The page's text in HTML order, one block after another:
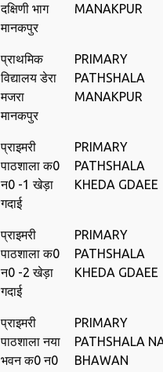
दक्षिणी भाग
मानकपुर
MANAKPUR
प्राथमिक
विद्यालय डेरा
मजरा
मानकपुर
PRIMARY
PATHSHALA
MANAKPUR
प्राइमरी
पाठशाला क0
न0 -1 खेड़ा
गदाई
PRIMARY
PATHSHALA
KHEDA GDAEE
प्राइमरी
पाठशाला क0
न0 -2 खेड़ा
गदाई
PRIMARY
PATHSHALA
KHEDA GDAEE
प्राइमरी
पाठशाला नया
भवन क0 न0
PRIMARY
PATHSHALA
BHAWAN